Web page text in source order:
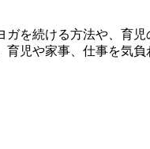
を続ける方法や、育
児や家事、仕事を気